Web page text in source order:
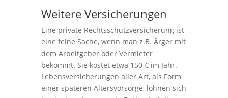
Weitere Versicherungen
Eine private Rechtsschutzversicherung ist
eine feine Sache, wenn man z.B. Ärger mit
dem Arbeitgeber oder Vermieter
bekommt. Sie kostet etwa 150 € im Jahr.
Lebensversicherungen aller Art, als Form
einer späteren Altersvorsorge, lohnen sich